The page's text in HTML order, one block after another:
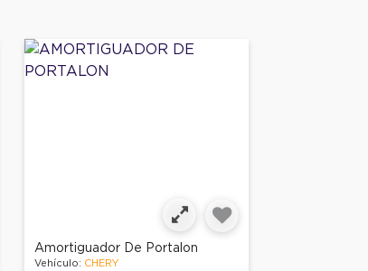
Amortiguador De Portalon
Vehículo: CHERY